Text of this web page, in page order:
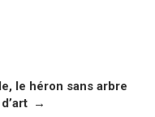
le héron sans arbre